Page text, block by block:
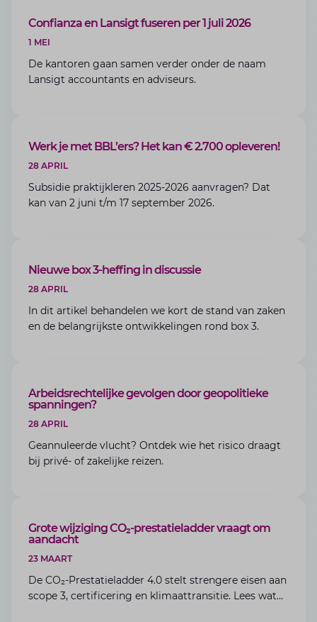
ARTIKEL
Confianza en Lansigt fuseren per 1 juli 2026
1 MEI
De kantoren gaan samen verder onder de naam
Lansigt accountants en adviseurs.
BLOG
Werk je met BBL’ers? Het kan € 2.700 opleveren!
28 APRIL
Subsidie praktijkleren 2025-2026 aanvragen? Dat
kan van 2 juni t/m 17 september 2026.
BLOG
Nieuwe box 3-heffing in discussie
28 APRIL
In dit artikel behandelen we kort de stand van zaken
en de belangrijkste ontwikkelingen rond box 3.
BLOG
Arbeidsrechtelijke gevolgen door geopolitieke
spanningen?
28 APRIL
Geannuleerde vlucht? Ontdek wie het risico draagt
bij privé- of zakelijke reizen.
BLOG
Grote wijziging CO₂-prestatieladder vraagt om
aandacht
23 MAART
De CO₂-Prestatieladder 4.0 stelt strengere eisen aan
scope 3, certificering en klimaattransitie. Lees wat